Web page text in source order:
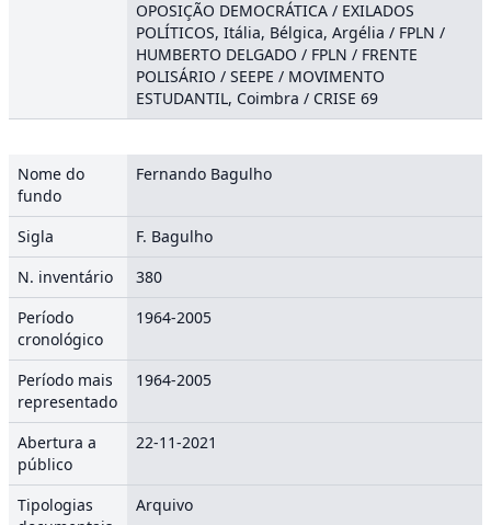
OPOSIÇÃO DEMOCRÁTICA / EXILADOS
POLÍTICOS, Itália, Bélgica, Argélia / FPLN /
HUMBERTO DELGADO / FPLN / FRENTE
POLISÁRIO / SEEPE / MOVIMENTO
ESTUDANTIL, Coimbra / CRISE 69
Nome do
fundo
Fernando Bagulho
Sigla
F. Bagulho
N. inventário
380
Período
cronológico
1964-2005
Período mais
representado
1964-2005
Abertura a
público
22-11-2021
Tipologias
Arquivo